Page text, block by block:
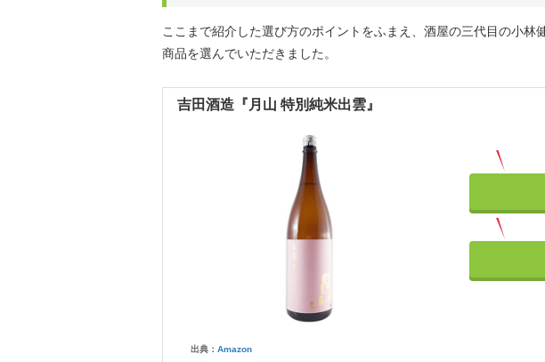
ここまで紹介した選び方のポイントをふまえ、酒屋の三代目の小林
商品を選んでいただきました。
吉田酒造『月山 特別純米出雲』
出典： Amazon